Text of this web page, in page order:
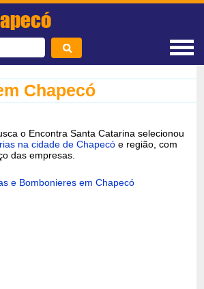
Chapecó
o Encontra Santa Catarina selecionou
na cidade de Chapecó e região, com
das empresas.
e Bombonieres em Chapecó